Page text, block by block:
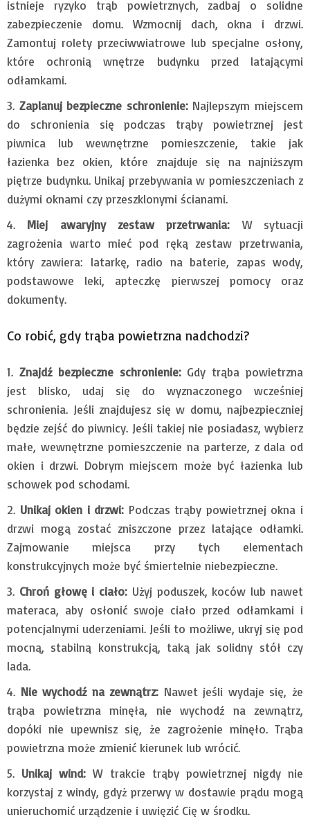
istnieje ryzyko trąb powietrznych, zadbaj o solidne
zabezpieczenie domu. Wzmocnij dach, okna i drzwi.
Zamontuj rolety przeciwwiatrowe lub specjalne osłony,
które ochronią wnętrze budynku przed latającymi
odłamkami.
Zaplanuj bezpieczne schronienie:Najlepszym miejscem
do schronienia się podczas trąby powietrznej jest
piwnica lub wewnętrzne pomieszczenie, takie jak
łazienka bez okien, które znajduje się na najniższym
piętrze budynku. Unikaj przebywania w pomieszczeniach z
dużymi oknami czy przeszklonymi ścianami.
Miej awaryjny zestaw przetrwania: W sytuacji
zagrożenia warto mieć pod ręką zestaw przetrwania,
który zawiera: latarkę, radio na baterie, zapas wody,
podstawowe leki, apteczkę pierwszej pomocy oraz
dokumenty.
Co robić, gdy trąba powietrzna nadchodzi?
Znajdź bezpieczne schronienie:Gdy trąba powietrzna
jest blisko, udaj się do wyznaczonego wcześniej
schronienia. Jeśli znajdujesz się w domu, najbezpieczniej
będzie zejść do piwnicy. Jeśli takiej nie posiadasz, wybierz
małe, wewnętrzne pomieszczenie na parterze, z dala od
okien i drzwi. Dobrym miejscem może być łazienka lub
schowek pod schodami.
Unikaj okien i drzwi: Podczas trąby powietrznej okna i
drzwi mogą zostać zniszczone przez latające odłamki.
Zajmowanie miejsca przy tych elementach
konstrukcyjnych może być śmiertelnie niebezpieczne.
Chroń głowę i ciało: Użyj poduszek, koców lub nawet
materaca, aby osłonić swoje ciało przed odłamkami i
potencjalnymi uderzeniami. Jeśli to możliwe, ukryj się pod
mocną, stabilną konstrukcją, taką jak solidny stół czy
lada.
Nie wychodź na zewnątrz: Nawet jeśli wydaje się, że
trąba powietrzna minęła, nie wychodź na zewnątrz,
dopóki nie upewnisz się, że zagrożenie minęło. Trąba
powietrzna może zmienić kierunek lub wrócić.
Unikaj wind: W trakcie trąby powietrznej nigdy nie
korzystaj z windy, gdyż przerwy w dostawie prądu mogą
unieruchomić urządzenie i uwięzić Cię w środku.